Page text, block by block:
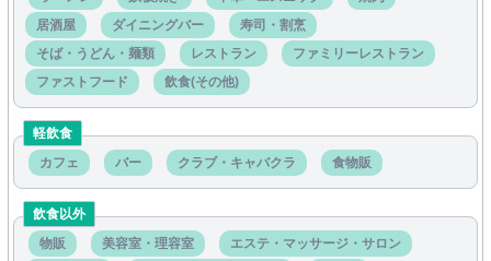
居酒屋
ダイニングバー
寿司・割烹
そば・うどん・麺類
レストラン
ファミリーレストラン
ファストフード
飲食(その他)
軽飲食
カフェ
バー クラブ・キャバクラ 食物販
飲食以外
物販
美容室・理容室
エステ・マッサージ・サロン